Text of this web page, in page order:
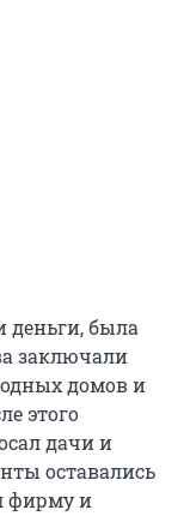
деньги, была
заключали
домов и
этого
дачи и
оставались
фирму и